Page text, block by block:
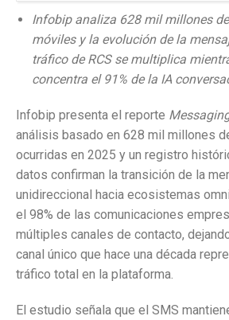
Infobip analiza 628 mil millones
móviles y la evolución de la
tráfico de RCS se multiplica
concentra el 91% de la IA
Infobip presenta el reporte
análisis basado en 628 mil millones
ocurridas en 2025 y un registro
datos confirman la transición de la
unidireccional hacia ecosistemas
el 98% de las comunicaciones
múltiples canales de contacto,
canal único que hace una década
tráfico total en la plataforma.
El estudio señala que el SMS